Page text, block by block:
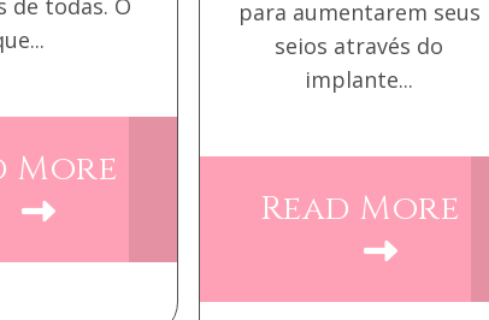
de todas. O
More
para aumentarem seus
seios através do
implante...
Read More